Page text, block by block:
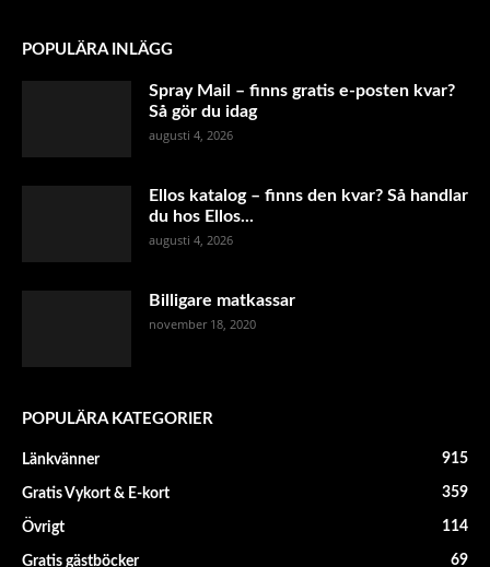
POPULÄRA INLÄGG
Spray Mail – finns gratis e-posten kvar?
Så gör du idag
augusti 4, 2026
Ellos katalog – finns den kvar? Så handlar
du hos Ellos...
augusti 4, 2026
Billigare matkassar
november 18, 2020
POPULÄRA KATEGORIER
Länkvänner 915
Gratis Vykort & E-kort 359
Övrigt 114
Gratis gästböcker 69